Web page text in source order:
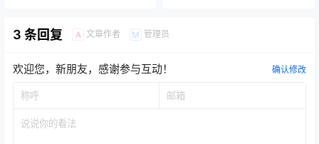
3 条回复 A 文章作者 M 管理员
欢迎您，新朋友，感谢参与互动！ 确认修改